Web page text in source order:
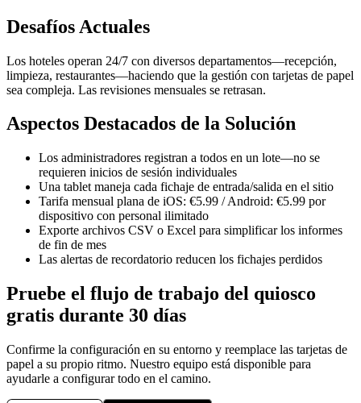
Desafíos Actuales
Los hoteles operan 24/7 con diversos departamentos—recepción,
limpieza, restaurantes—haciendo que la gestión con tarjetas de papel
sea compleja. Las revisiones mensuales se retrasan.
Aspectos Destacados de la Solución
Los administradores registran a todos en un lote—no se
requieren inicios de sesión individuales
Una tablet maneja cada fichaje de entrada/salida en el sitio
Tarifa mensual plana de iOS: €5.99 / Android: €5.99 por
dispositivo con personal ilimitado
Exporte archivos CSV o Excel para simplificar los informes
de fin de mes
Las alertas de recordatorio reducen los fichajes perdidos
Pruebe el flujo de trabajo del quiosco
gratis durante 30 días
Confirme la configuración en su entorno y reemplace las tarjetas de
papel a su propio ritmo. Nuestro equipo está disponible para
ayudarle a configurar todo en el camino.